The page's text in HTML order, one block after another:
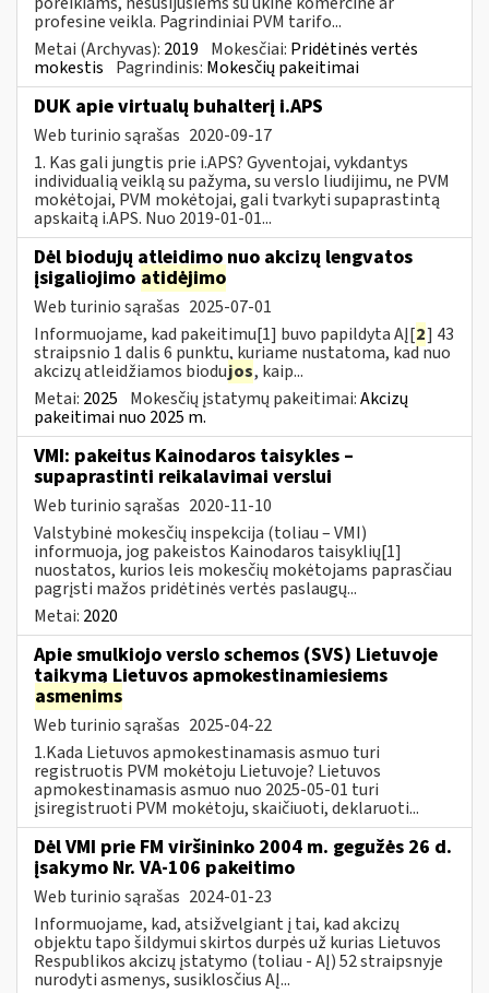
profesine veikla. Pagrindiniai PVM tarifo...
Metai (Archyvas): 2019 Mokesčiai: Pridėtinės vertės
mokestis Pagrindinis: Mokesčių pakeitimai
DUK apie virtualų buhalterį i.APS
Web turinio sąrašas 2020-09-17
1. Kas gali jungtis prie i.APS? Gyventojai, vykdantys
individualią veiklą su pažyma, su verslo liudijimu, ne PVM
mokėtojai, PVM mokėtojai, gali tvarkyti supaprastintą
apskaitą i.APS. Nuo 2019-01-01...
Dėl biodujų atleidimo nuo akcizų lengvatos
įsigaliojimo atidėjimo
Web turinio sąrašas 2025-07-01
Informuojame, kad pakeitimu[1] buvo papildyta AĮ[2] 43
straipsnio 1 dalis 6 punktu, kuriame nustatoma, kad nuo
akcizų atleidžiamos biodujos, kaip...
Metai: 2025 Mokesčių įstatymų pakeitimai:Akcizų
pakeitimai nuo 2025 m.
VMI: pakeitus Kainodaros taisykles –
supaprastinti reikalavimai verslui
Web turinio sąrašas 2020-11-10
Valstybinė mokesčių inspekcija (toliau – VMI)
informuoja, jog pakeistos Kainodaros taisyklių[1]
nuostatos, kurios leis mokesčių mokėtojams paprasčiau
pagrįsti mažos pridėtinės vertės paslaugų...
Metai: 2020
Apie smulkiojo verslo schemos (SVS) Lietuvoje
taikymą Lietuvos apmokestinamiesiems
asmenims
Web turinio sąrašas 2025-04-22
1.Kada Lietuvos apmokestinamasis asmuo turi
registruotis PVM mokėtoju Lietuvoje? Lietuvos
apmokestinamasis asmuo nuo 2025-05-01 turi
įsiregistruoti PVM mokėtoju, skaičiuoti, deklaruoti...
Dėl VMI prie FM viršininko 2004 m. gegužės 26 d.
įsakymo Nr. VA-106 pakeitimo
Web turinio sąrašas 2024-01-23
Informuojame, kad, atsižvelgiant į tai, kad akcizų
objektu tapo šildymui skirtos durpės už kurias Lietuvos
Respublikos akcizų įstatymo (toliau - AĮ) 52 straipsnyje
nurodyti asmenys, susiklosčius AĮ...